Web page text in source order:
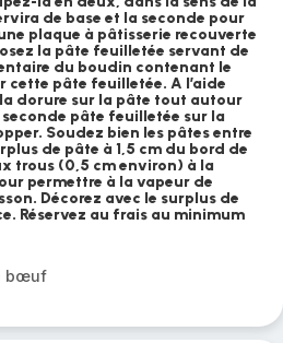
de base et la seconde pour
plaque à pâtisserie recouverte
la pâte feuilletée servant de
du boudin contenant le
pâte feuilletée. A l’aide
dorure sur la pâte tout autour
pâte feuilletée sur la
Soudez bien les pâtes entre
de pâte à 1,5 cm du bord de
trous (0,5 cm environ) à la
permettre à la vapeur de
Décorez avec le surplus de
Réservez au frais au minimum
bœuf